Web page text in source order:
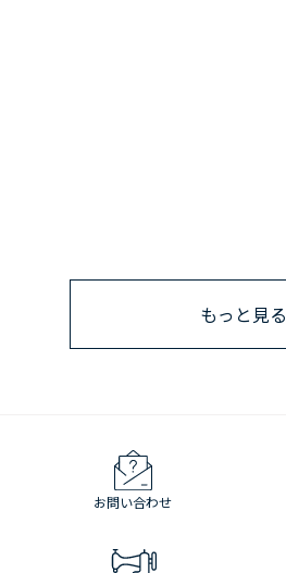
もっと見る
お問い合わせ